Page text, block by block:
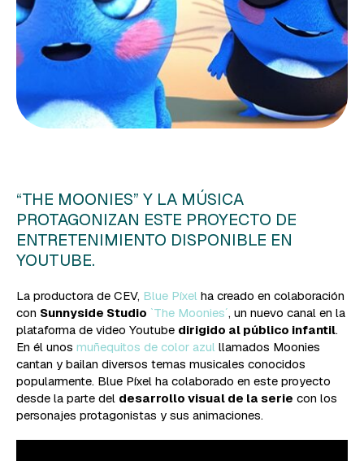
“THE MOONIES” Y LA MÚSICA
PROTAGONIZAN ESTE PROYECTO DE
ENTRETENIMIENTO DISPONIBLE EN
YOUTUBE.
La productora de CEV, Blue Píxel ha creado en colaboración
con Sunnyside Studio `The Moonies´, un nuevo canal en la
plataforma de video Youtube dirigido al público infantil.
En él unos muñequitos de color azul llamados Moonies
cantan y bailan diversos temas musicales conocidos
popularmente. Blue Píxel ha colaborado en este proyecto
desde la parte del desarrollo visual de la serie con los
personajes protagonistas y sus animaciones.